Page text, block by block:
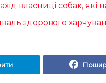
власниці собак, які
здорового